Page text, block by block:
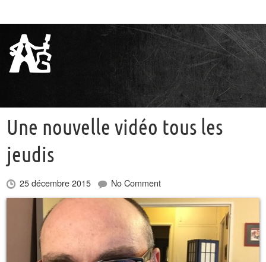
Une nouvelle vidéo tous les
jeudis
25 décembre 2015 No Comment